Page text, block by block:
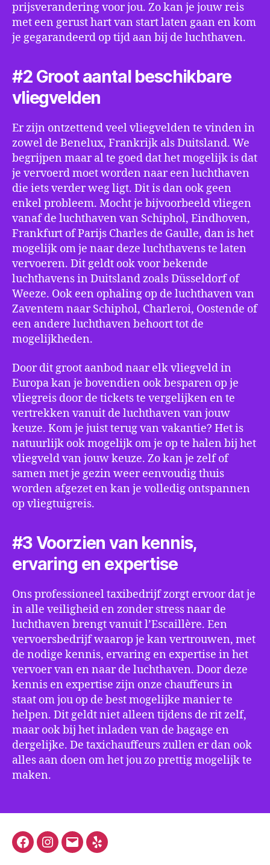
prijsverandering voor jou. Zo kan je jouw reis
met een gerust hart van start laten gaan en kom
je gegarandeerd op tijd aan bij de luchthaven.
#2 Groot aantal beschikbare
vliegvelden
Er zijn ontzettend veel vliegvelden te vinden in
zowel de Benelux, Frankrijk als Duitsland. We
begrijpen maar al te goed dat het mogelijk is dat
je vervoerd moet worden naar een luchthaven
die iets verder weg ligt. Dit is dan ook geen
enkel probleem. Mocht je bijvoorbeeld vliegen
vanaf de luchthaven van Schiphol, Eindhoven,
Frankfurt of Parijs Charles de Gaulle, dan is het
mogelijk om je naar deze luchthavens te laten
vervoeren. Dit geldt ook voor bekende
luchthavens in Duitsland zoals Düsseldorf of
Weeze. Ook een ophaling op de luchthaven van
Zaventem naar Schiphol, Charleroi, Oostende of
een andere luchthaven behoort tot de
mogelijkheden.
Door dit groot aanbod naar elk vliegveld in
Europa kan je bovendien ook besparen op je
vliegreis door de tickets te vergelijken en te
vertrekken vanuit de luchthaven van jouw
keuze. Kom je juist terug van vakantie? Het is
natuurlijk ook mogelijk om je op te halen bij het
vliegveld van jouw keuze. Zo kan je zelf of
samen met je gezin weer eenvoudig thuis
worden afgezet en kan je volledig ontspannen
op vliegtuigreis.
#3 Voorzien van kennis,
ervaring en expertise
Ons professioneel taxibedrijf zorgt ervoor dat je
in alle veiligheid en zonder stress naar de
luchthaven brengt vanuit l’Escaillère. Een
vervoersbedrijf waarop je kan vertrouwen, met
de nodige kennis, ervaring en expertise in het
vervoer van en naar de luchthaven. Door deze
kennis en expertise zijn onze chauffeurs in
staat om jou op de best mogelijke manier te
helpen. Dit geldt niet alleen tijdens de rit zelf,
maar ook bij het inladen van de bagage en
dergelijke. De taxichauffeurs zullen er dan ook
alles aan doen om het jou zo prettig mogelijk te
maken.
FacebookInstagram
E-
Yelp